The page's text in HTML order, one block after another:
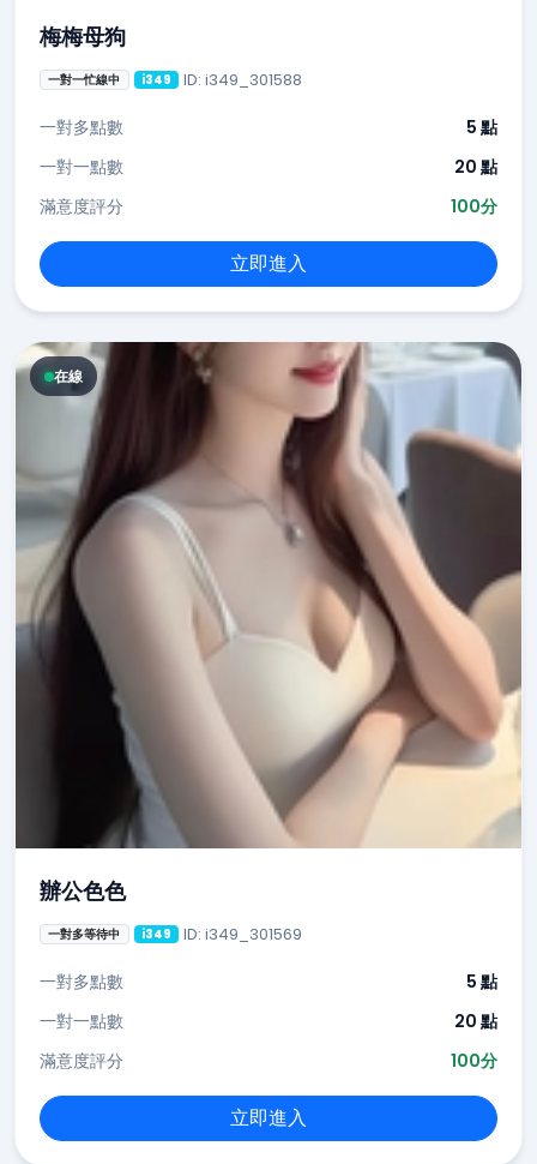
梅梅母狗
一對一忙線中 i349 ID: i349_301588
一對多點數
5 點
一對一點數
20 點
滿意度評分
100分
立即進入
在線
辦公色色
一對多等待中 i349 ID: i349_301569
一對多點數
5 點
一對一點數
20 點
滿意度評分
100分
立即進入